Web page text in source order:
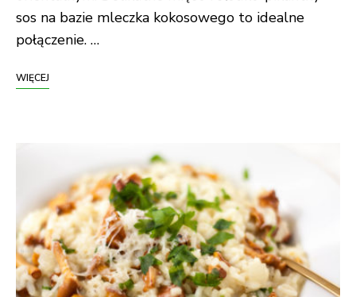
sos na bazie mleczka kokosowego to idealne
połączenie. …
WIĘCEJ